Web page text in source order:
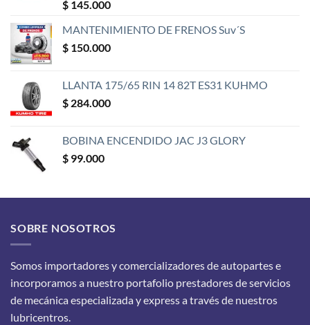
Valorado
con
$ 145.000
MANTENIMIENTO DE FRENOS Suv´S
$ 150.000
LLANTA 175/65 RIN 14 82T ES31 KUHMO
$ 284.000
BOBINA ENCENDIDO JAC J3 GLORY
$ 99.000
SOBRE NOSOTROS
Somos importadores y comercializadores de autopartes e
incorporamos a nuestro portafolio prestadores de servicios
de mecánica especializada y express a través de nuestros
lubricentros.